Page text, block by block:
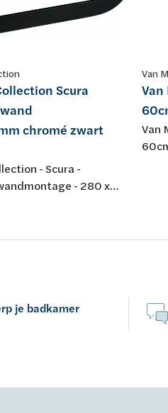
Scura
chromé zwart
- Scura -
- 280 x
Van
Van
je badkamer